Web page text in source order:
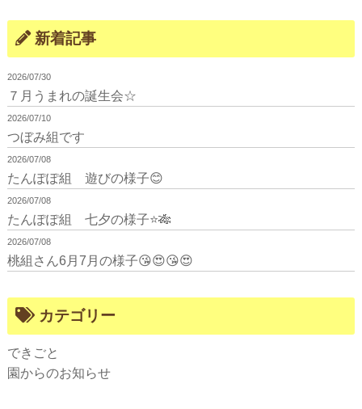
新着記事
2026/07/30
７月うまれの誕生会☆
2026/07/10
つぼみ組です
2026/07/08
たんぽぽ組 遊びの様子😊
2026/07/08
たんぽぽ組 七夕の様子⭐🎋
2026/07/08
桃組さん6月7月の様子😘😍😘😍
カテゴリー
できごと
園からのお知らせ